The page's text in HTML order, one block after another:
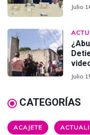
Julio
Julio
CATEGORÍAS
ACAJETE